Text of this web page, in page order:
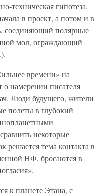
техническая гипотеза,
в проект, а потом и в
соединяющий полярные
мол, ограждающий
времени» на
о намерении писателя
Люди будущего, жители
полеты в глубокий
некоторые
решается тема контакта в
НФ, бросаются в
к планете Этана, с